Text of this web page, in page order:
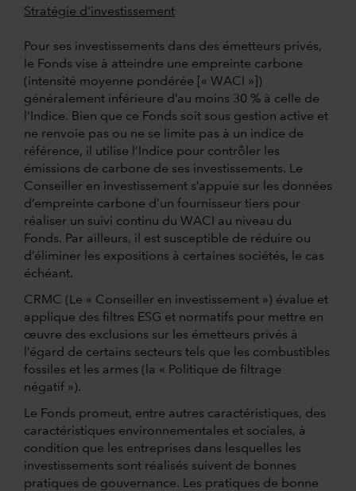
Stratégie d'investissement
Pour ses investissements dans des émetteurs privés,
le Fonds vise à atteindre une empreinte carbone
(intensité moyenne pondérée [« WACI »])
généralement inférieure d’au moins 30 % à celle de
l’Indice. Bien que ce Fonds soit sous gestion active et
ne renvoie pas ou ne se limite pas à un indice de
référence, il utilise l’Indice pour contrôler les
émissions de carbone de ses investissements. Le
Conseiller en investissement s’appuie sur les données
d’empreinte carbone d’un fournisseur tiers pour
réaliser un suivi continu du WACI au niveau du
Fonds. Par ailleurs, il est susceptible de réduire ou
d’éliminer les expositions à certaines sociétés, le cas
échéant.
CRMC (Le « Conseiller en investissement ») évalue et
applique des filtres ESG et normatifs pour mettre en
œuvre des exclusions sur les émetteurs privés à
l’égard de certains secteurs tels que les combustibles
fossiles et les armes (la « Politique de filtrage
négatif »).
Le Fonds promeut, entre autres caractéristiques, des
caractéristiques environnementales et sociales, à
condition que les entreprises dans lesquelles les
investissements sont réalisés suivent de bonnes
pratiques de gouvernance. Les pratiques de bonne